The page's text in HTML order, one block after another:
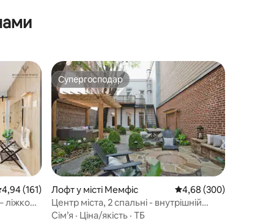
оцінка: 4,94 з 5, відгуки: 161
4,94 (161)
ліжко
Супергосподар
Супергосподар
Лофт у місті Мемфіс Середня оцінка: 4,68 з
4,68 (300)
Центр міста, 2 спальні - внутрішній
дворик та гараж - 4 спальних місця
Сім’я · Ціна/якість · ТБ